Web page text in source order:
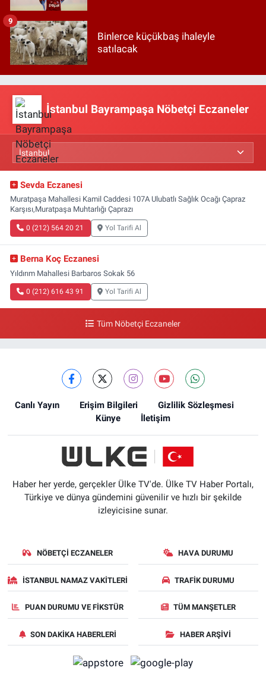
Binlerce küçükbaş ihaleyle
satılacak
9
İstanbul Bayrampaşa Nöbetçi Eczaneler
Sevda Eczanesi
Muratpaşa Mahallesi Kamil Caddesi 107A Ulubatlı Sağlık Ocağı Çapraz
Karşısı,Muratpaşa Muhtarlığı Çaprazı
0 (212) 564 20 21 Yol Tarifi Al
Berna Koç Eczanesi
Yıldırım Mahallesi Barbaros Sokak 56
0 (212) 616 43 91 Yol Tarifi Al
Tüm Nöbetçi Eczaneler
Canlı Yayın Erişim Bilgileri
Gizlilik Sözleşmesi
Künye
İletişim
Haber her yerde, gerçekler Ülke TV'de. Ülke TV Haber Portalı,
Türkiye ve dünya gündemini güvenilir ve hızlı bir şekilde
izleyicisine sunar.
NÖBETÇI ECZANELER HAVA DURUMU
İSTANBUL NAMAZ VAKITLERI TRAFIK DURUMU
PUAN DURUMU VE FIKSTÜR TÜM MANŞETLER
SON DAKIKA HABERLERI HABER ARŞIVI